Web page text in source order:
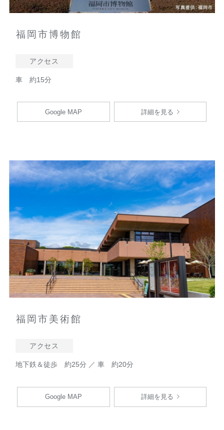
福岡市博物館
アクセス
車 約15分
Google MAP 詳細を見る
福岡市美術館
アクセス
地下鉄＆徒歩 約25分 ／ 車 約20分
Google MAP 詳細を見る